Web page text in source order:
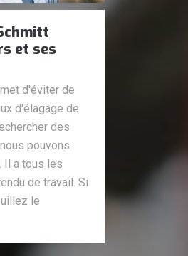
et ses
d'éviter de
d'élagage de
des
pouvons
Il a tous les
de travail. Si
le